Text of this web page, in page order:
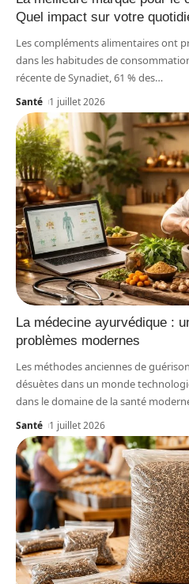
Quel impact sur votre
Les compléments alimentaires ont
dans les habitudes de
récente de Synadiet, 61 % des…
Santé 1 juillet 2026
La médecine ayurvédique :
problèmes modernes
Les méthodes anciennes de
désuètes dans un monde
dans le domaine de la santé
Santé 1 juillet 2026